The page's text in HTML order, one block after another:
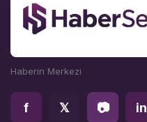
Haberin Merkezi
f 𝕏 📷 in